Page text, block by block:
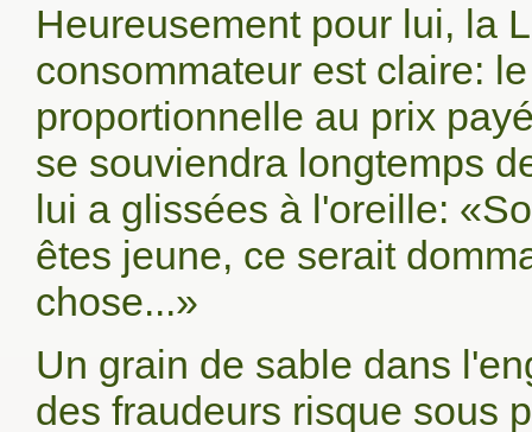
Heureusement pour lui, la
consommateur est claire:
proportionnelle au prix
se souviendra longtemps
lui a glissées à l'oreille:
êtes jeune, ce serait
chose...»
Un grain de sable dans
des fraudeurs risque sous